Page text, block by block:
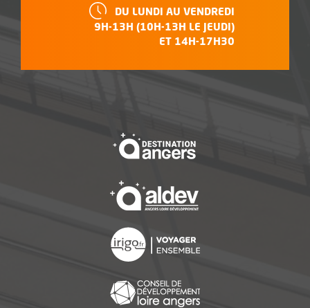
HORAIRES :
DU LUNDI AU VENDREDI
9H-13H (10H-13H LE JEUDI)
ET 14H-17H30